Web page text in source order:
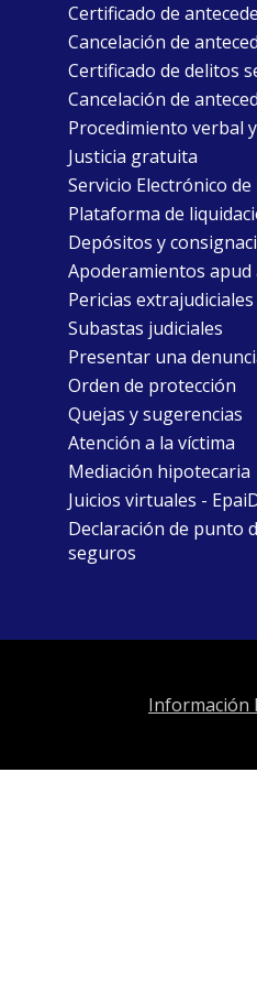
Certificado de
Cancelación de
Certificado de delitos
Cancelación de
Procedimiento verbal
Justicia gratuita
Servicio Electrónico
Plataforma de
Depósitos y
Apoderamientos apud
Pericias extrajudiciales
Subastas judiciales
Presentar una
Orden de protección
Quejas y sugerencias
Atención a la víctima
Mediación hipotecaria
Juicios virtuales -
Declaración de punto
seguros
Información